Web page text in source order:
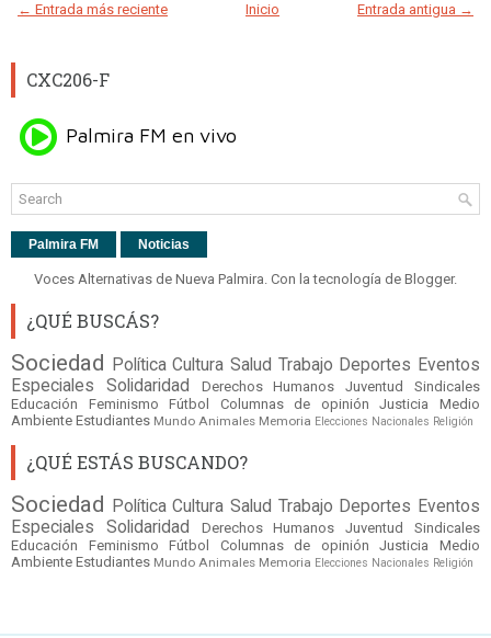
← Entrada más reciente Entrada antigua →
Inicio
CXC206-F
Palmira FM Noticias
Voces Alternativas de Nueva Palmira. Con la tecnología de Blogger.
¿QUÉ BUSCÁS?
Sociedad Política Cultura Salud Trabajo Deportes Eventos
Especiales
Solidaridad Derechos Humanos Juventud
Sindicales
Educación
Feminismo Fútbol Columnas de opinión Justicia
Medio
Ambiente Estudiantes Mundo Animales Memoria Elecciones Nacionales Religión
¿QUÉ ESTÁS BUSCANDO?
Sociedad Política Cultura Salud Trabajo Deportes Eventos
Especiales
Solidaridad Derechos Humanos Juventud
Sindicales
Educación
Feminismo Fútbol Columnas de opinión Justicia
Medio
Ambiente Estudiantes Mundo Animales Memoria Elecciones Nacionales Religión